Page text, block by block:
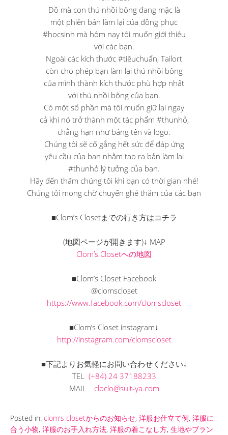
Đồ mà con thú nhồi bông đang mặc là
một phiên bản làm lại của đồng phục
#họcsinh mà hôm nay tôi muốn giới thiệu
với các bạn.
Ngoài các kích thước #tiêuchuẩn, Tailort
còn cho phép bạn làm lại thú nhồi bông
của mình thành kích thước phù hợp nhất
với thú nhồi bông của bạn.
Có một số phần mà tôi muốn giữ lại ngay
cả khi nó trở thành một tác phẩm #thunhỏ,
chẳng hạn như bảng tên và logo.
Chúng tôi sẽ cố gắng hết sức để đáp ứng
yêu cầu của bạn nhằm tạo ra bản làm lại
#thunhỏ lý tưởng của bạn.
Hãy đến thăm chúng tôi khi bạn có thời gian nhé!
Chúng tôi mong chờ chuyến ghé thăm của các bạn
■Clom’s Closetまでの行き方はコチラ
(地図ページが開きます)↓ MAP
Clom’s Closetへの地図
■Clom’s Closet Facebook
@clomscloset
https://www.facebook.com/clomscloset
■Clom’s Closet instagram↓
http://instagram.com/clomscloset
■下記よりお気軽にお問い合わせください↓
TEL (+84) 24 37188233
MAIL cloclo@suit-ya.com
Posted in: clom's closetからのお知らせ, 洋服お仕立て例, 洋服に
合う小物, 洋服のお手入れ方法, 洋服の着こなし方, 生地やブラン